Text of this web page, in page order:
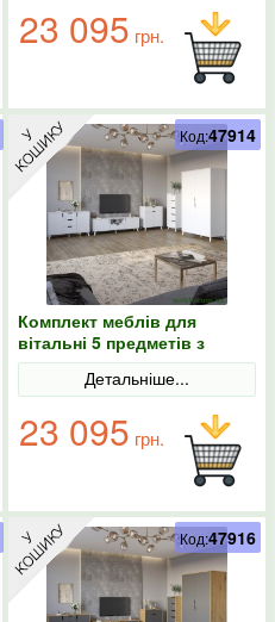
23 095 грн.
Комплект меблів для
вітальні 5 предметів з
білими ніжками М-ЗОН
Борн Німфея Альба (білий)
Детальніше...
23 095 грн.
Код:47914
Код:47916